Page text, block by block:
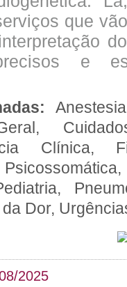
que
e
Clínica,
Dor,
2025